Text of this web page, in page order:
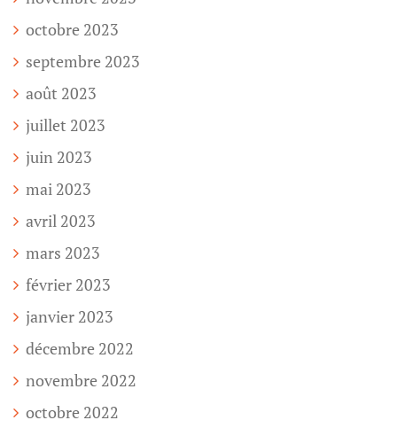
octobre 2023
septembre 2023
août 2023
juillet 2023
juin 2023
mai 2023
avril 2023
mars 2023
février 2023
janvier 2023
décembre 2022
novembre 2022
octobre 2022